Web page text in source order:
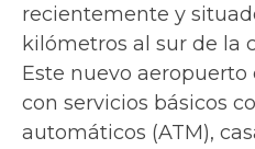
recientemente y
kilómetros al sur de la
Este nuevo aeropuerto
con servicios básicos
automáticos (ATM),